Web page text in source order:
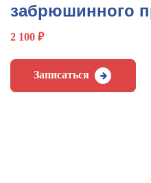
забрюшинного
2 100 ₽
Записаться